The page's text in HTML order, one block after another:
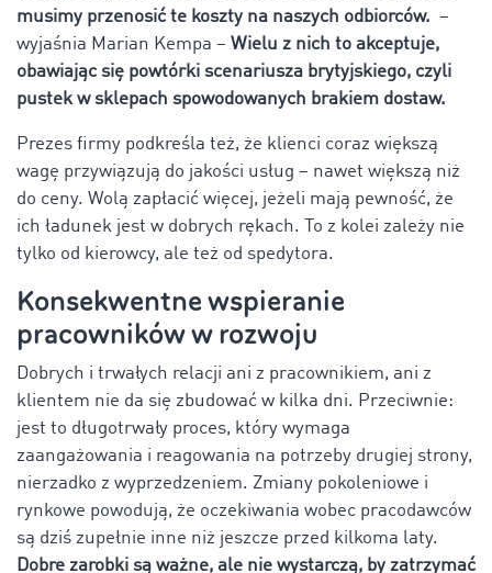
musimy przenosić te koszty na naszych odbiorców. –
wyjaśnia Marian Kempa – Wielu z nich to akceptuje,
obawiając się powtórki scenariusza brytyjskiego, czyli
pustek w sklepach spowodowanych brakiem dostaw.
Prezes firmy podkreśla też, że klienci coraz większą
wagę przywiązują do jakości usług – nawet większą niż
do ceny. Wolą zapłacić więcej, jeżeli mają pewność, że
ich ładunek jest w dobrych rękach. To z kolei zależy nie
tylko od kierowcy, ale też od spedytora.
Konsekwentne wspieranie
pracowników w rozwoju
Dobrych i trwałych relacji ani z pracownikiem, ani z
klientem nie da się zbudować w kilka dni. Przeciwnie:
jest to długotrwały proces, który wymaga
zaangażowania i reagowania na potrzeby drugiej strony,
nierzadko z wyprzedzeniem. Zmiany pokoleniowe i
rynkowe powodują, że oczekiwania wobec pracodawców
są dziś zupełnie inne niż jeszcze przed kilkoma laty.
Dobre zarobki są ważne, ale nie wystarczą, by zatrzymać